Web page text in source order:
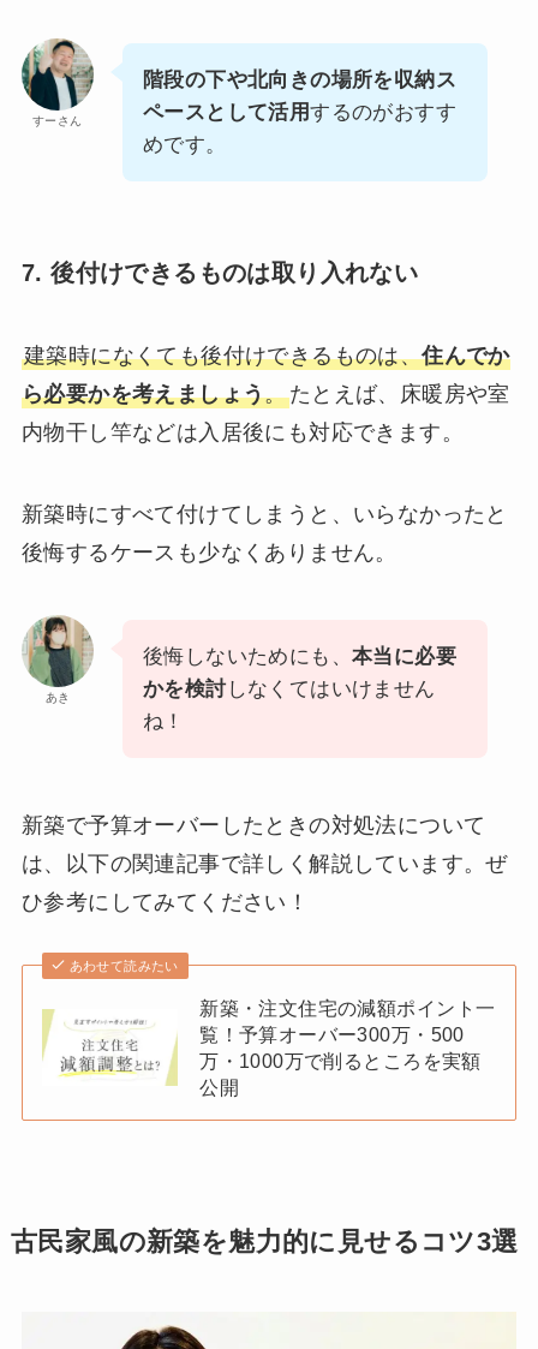
すーさん
階段の下や北向きの場所を収納ス
ペースとして活用するのがおすす
めです。
7. 後付けできるものは取り入れない
建築時になくても後付けできるものは、住んでか
ら必要かを考えましょう。たとえば、床暖房や室
内物干し竿などは入居後にも対応できます。
新築時にすべて付けてしまうと、いらなかったと
後悔するケースも少なくありません。
あき
後悔しないためにも、 本当に必要
かを検討しなくてはいけません
ね！
新築で予算オーバーしたときの対処法について
は、以下の関連記事で詳しく解説しています。ぜ
ひ参考にしてみてください！
あわせて読みたい
新築・注文住宅の減額ポイント一
覧！予算オーバー300万・500
万・1000万で削るところを実額
公開
古民家風の新築を魅力的に見せるコツ3選